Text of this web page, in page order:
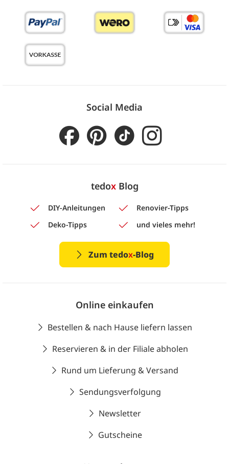
Social Media
tedoxBlog
DIY-Anleitungen
Renovier-Tipps
Deko-Tipps
und vieles mehr!
Zum tedox-Blog
Online einkaufen
Bestellen & nach Hause liefern lassen
Reservieren & in der Filiale abholen
Rund um Lieferung & Versand
Sendungsverfolgung
Newsletter
Gutscheine